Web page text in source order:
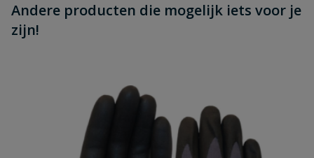
Andere producten die mogelijk iets voor je
zijn!